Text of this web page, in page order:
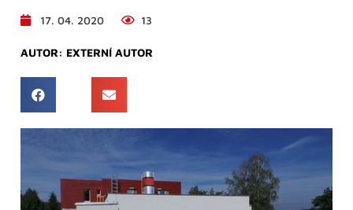
17. 04. 2020 13
AUTOR: EXTERNÍ AUTOR